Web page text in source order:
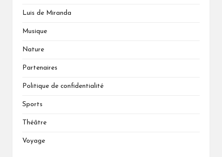
Luis de Miranda
Musique
Nature
Partenaires
Politique de confidentialité
Sports
Théâtre
Voyage